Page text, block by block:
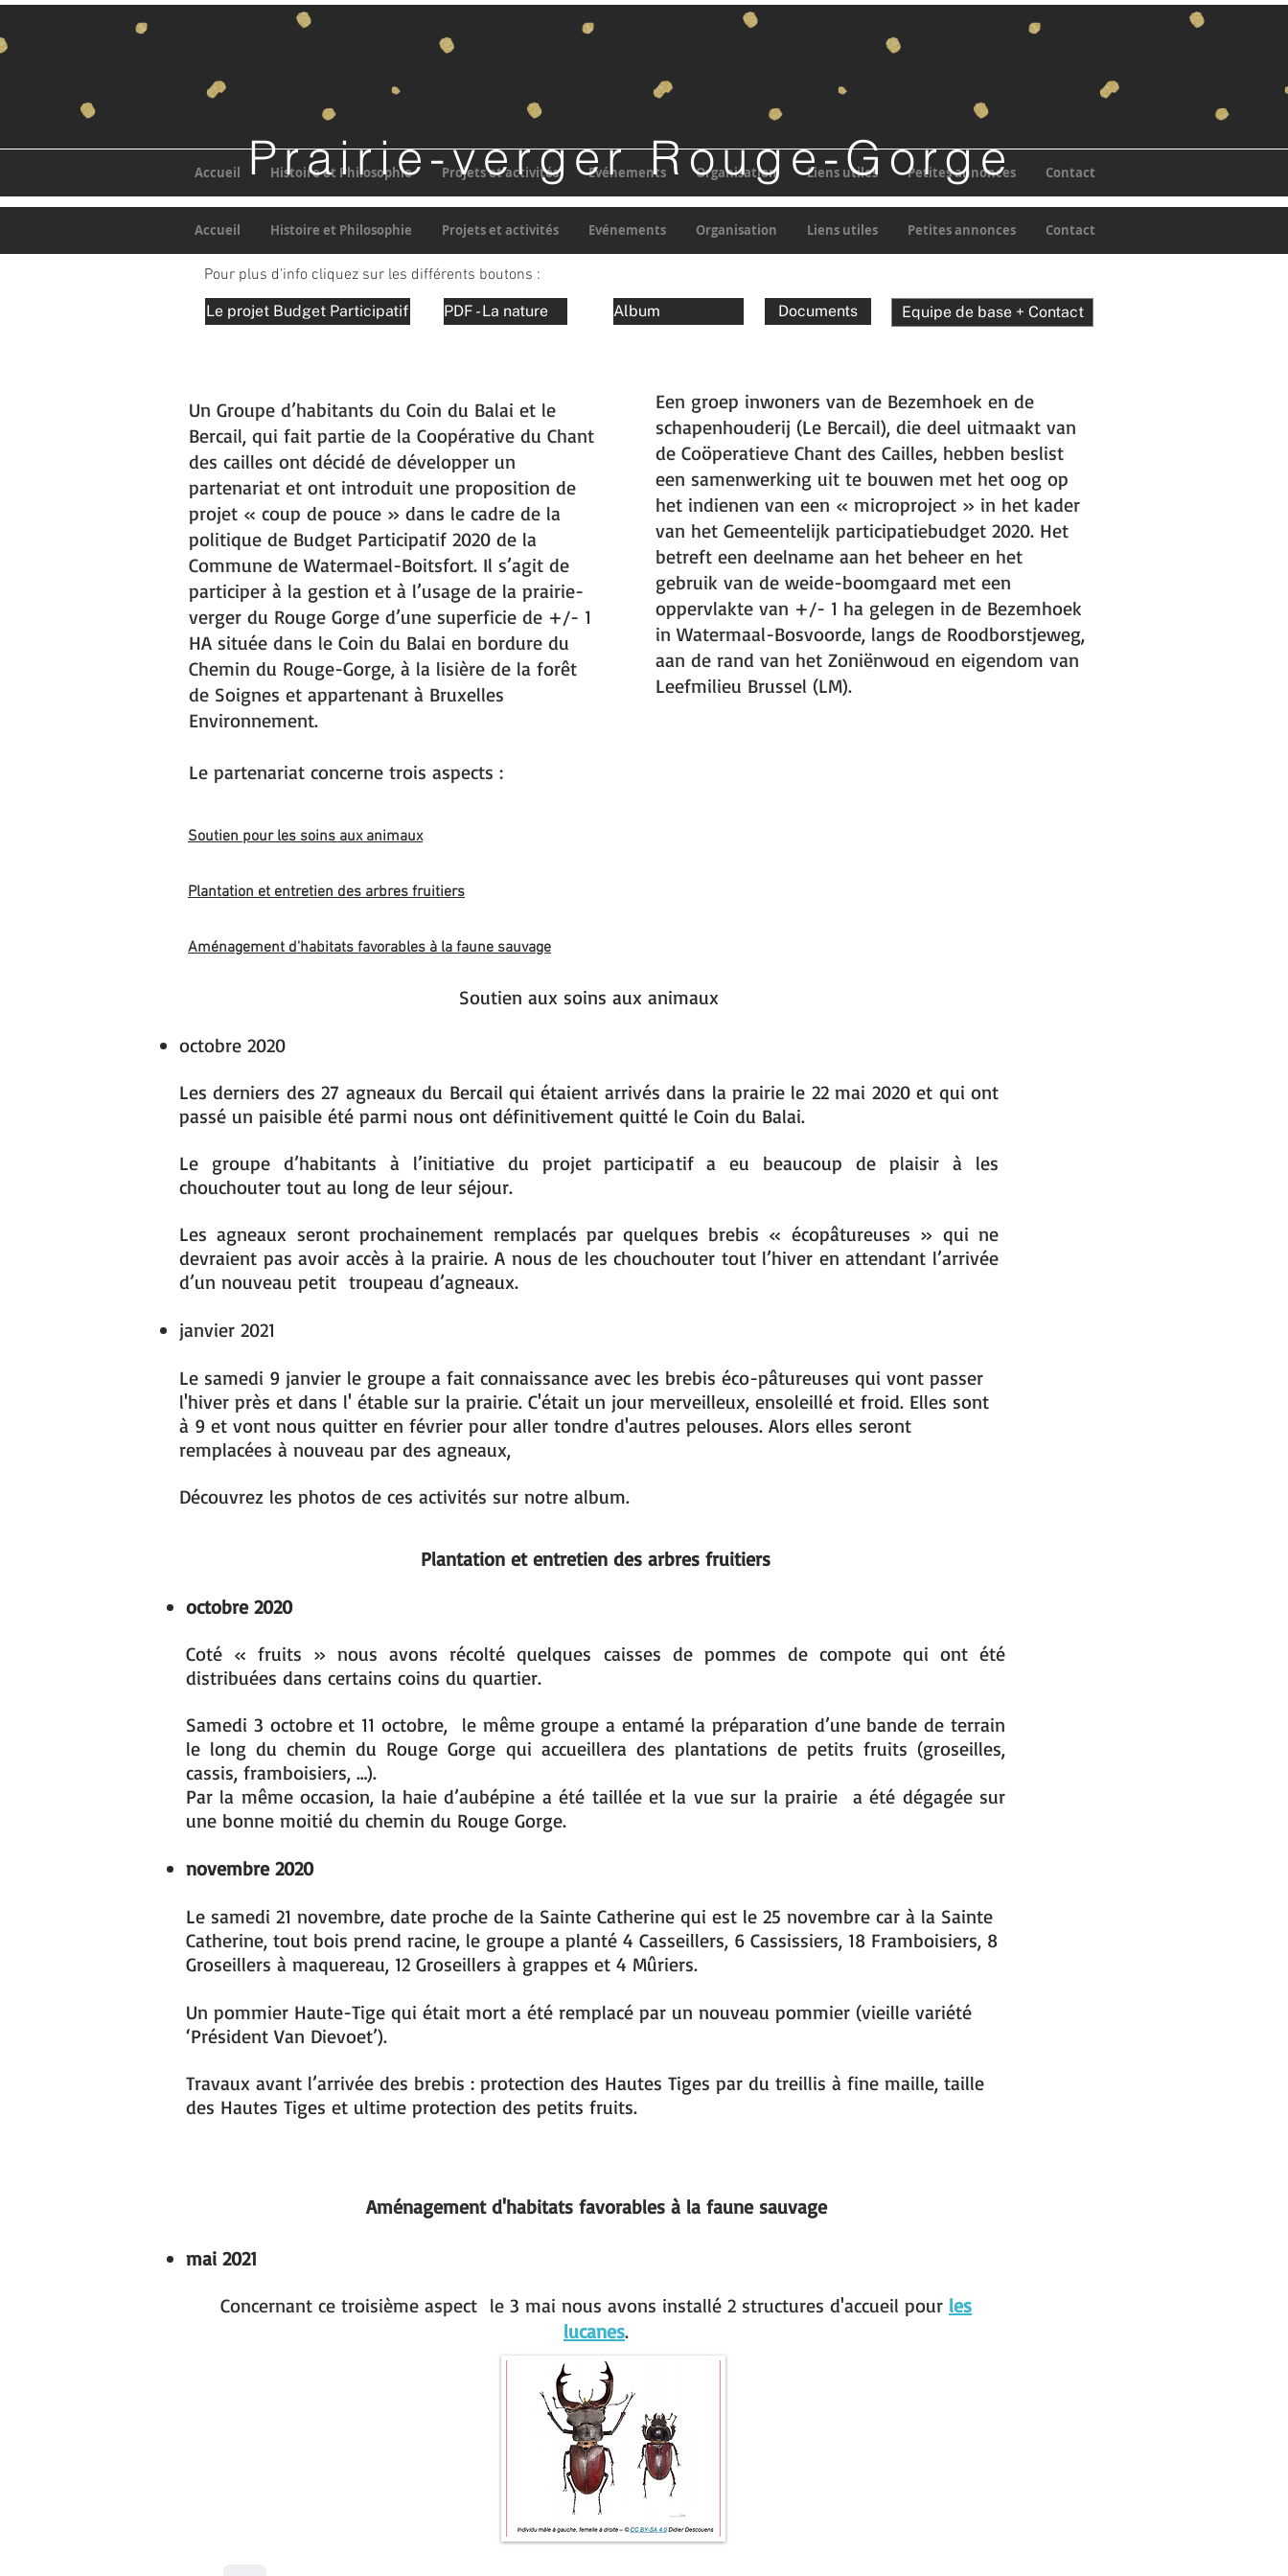
Accueil Histoire et Philosophie Projets et activités Evénements Organisation Liens utiles Petites annonces Contact
Prairie-verger Rouge-Gorge
Accueil Histoire et Philosophie Projets et activités Evénements Organisation Liens utiles Petites annonces Contact
Pour plus d'info cliquez sur les différents boutons :
Le projet Budget Participatif PDF - La nature Album Documents Equipe de base + Contact
Un Groupe d’habitants du Coin du Balai et le
Bercail, qui fait partie de la Coopérative du Chant
des cailles ont décidé de développer un
partenariat et ont introduit une proposition de
projet « coup de pouce » dans le cadre de la
politique de Budget Participatif 2020 de la
Commune de Watermael-Boitsfort. Il s’agit de
participer à la gestion et à l’usage de la prairie-
verger du Rouge Gorge d’une superficie de +/- 1
HA située dans le Coin du Balai en bordure du
Chemin du Rouge-Gorge, à la lisière de la forêt
de Soignes et appartenant à Bruxelles
Environnement.
Le partenariat concerne trois aspects :
Een groep inwoners van de Bezemhoek en de
schapenhouderij (Le Bercail), die deel uitmaakt van
de Coöperatieve Chant des Cailles, hebben beslist
een samenwerking uit te bouwen met het oog op
het indienen van een « microproject » in het kader
van het Gemeentelijk participatiebudget 2020. Het
betreft een deelname aan het beheer en het
gebruik van de weide-boomgaard met een
oppervlakte van +/- 1 ha gelegen in de Bezemhoek
in Watermaal-Bosvoorde, langs de Roodborstjeweg,
aan de rand van het Zoniënwoud en eigendom van
Leefmilieu Brussel (LM).
Soutien pour les soins aux animaux
Plantation et entretien des arbres fruitiers
Aménagement d'habitats favorables à la faune sauvage
Soutien aux soins aux animaux
octobre 2020
Les derniers des 27 agneaux du Bercail qui étaient arrivés dans la prairie le 22 mai 2020 et qui ont
passé un paisible été parmi nous ont définitivement quitté le Coin du Balai.
Le groupe d’habitants à l’initiative du projet participatif a eu beaucoup de plaisir à les
chouchouter tout au long de leur séjour.
Les agneaux seront prochainement remplacés par quelques brebis « écopâtureuses » qui ne
devraient pas avoir accès à la prairie. A nous de les chouchouter tout l’hiver en attendant l’arrivée
d’un nouveau petit troupeau d’agneaux.
janvier 2021
Le samedi 9 janvier le groupe a fait connaissance avec les brebis éco-pâtureuses qui vont passer
l'hiver près et dans l' étable sur la prairie. C'était un jour merveilleux, ensoleillé et froid. Elles sont
à 9 et vont nous quitter en février pour aller tondre d'autres pelouses. Alors elles seront
remplacées à nouveau par des agneaux,
Découvrez les photos de ces activités sur notre album.
Plantation et entretien des arbres fruitiers
octobre 2020
Coté « fruits » nous avons récolté quelques caisses de pommes de compote qui ont été
distribuées dans certains coins du quartier.
Samedi 3 octobre et 11 octobre, le même groupe a entamé la préparation d’une bande de terrain
le long du chemin du Rouge Gorge qui accueillera des plantations de petits fruits (groseilles,
cassis, framboisiers, …).
Par la même occasion, la haie d’aubépine a été taillée et la vue sur la prairie a été dégagée sur
une bonne moitié du chemin du Rouge Gorge.
novembre 2020
Le samedi 21 novembre, date proche de la Sainte Catherine qui est le 25 novembre car à la Sainte
Catherine, tout bois prend racine, le groupe a planté 4 Casseillers, 6 Cassissiers, 18 Framboisiers, 8
Groseillers à maquereau, 12 Groseillers à grappes et 4 Mûriers.
Un pommier Haute-Tige qui était mort a été remplacé par un nouveau pommier (vieille variété
‘Président Van Dievoet’).
Travaux avant l’arrivée des brebis : protection des Hautes Tiges par du treillis à fine maille, taille
des Hautes Tiges et ultime protection des petits fruits.
Aménagement d'habitats favorables à la faune sauvage
mai 2021
Concernant ce troisième aspect le 3 mai nous avons installé 2 structures d'accueil pour les
lucanes.